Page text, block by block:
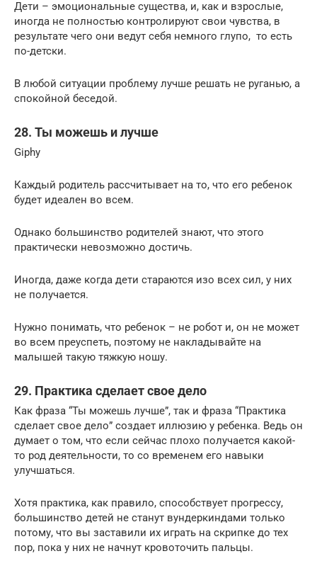
Дети – эмоциональные существа, и, как и взрослые,
иногда не полностью контролируют свои чувства, в
результате чего они ведут себя немного глупо, то есть
по-детски.
В любой ситуации проблему лучше решать не руганью, а
спокойной беседой.
28. Ты можешь и лучше
Giphy
Каждый родитель рассчитывает на то, что его ребенок
будет идеален во всем.
Однако большинство родителей знают, что этого
практически невозможно достичь.
Иногда, даже когда дети стараются изо всех сил, у них
не получается.
Нужно понимать, что ребенок – не робот и, он не может
во всем преуспеть, поэтому не накладывайте на
малышей такую тяжкую ношу.
29. Практика сделает свое дело
Как фраза “Ты можешь лучше”, так и фраза “Практика
сделает свое дело” создает иллюзию у ребенка. Ведь он
думает о том, что если сейчас плохо получается какой-
то род деятельности, то со временем его навыки
улучшаться.
Хотя практика, как правило, способствует прогрессу,
большинство детей не станут вундеркиндами только
потому, что вы заставили их играть на скрипке до тех
пор, пока у них не начнут кровоточить пальцы.